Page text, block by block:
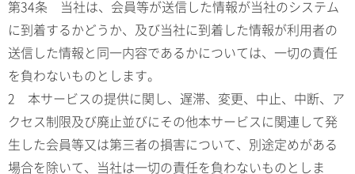
第34条 当社は、会員等が送信した情報が当社のシステム
に到着するかどうか、及び当社に到着した情報が利用者の
送信した情報と同一内容であるかについては、一切の責任
を負わないものとします。
2 本サービスの提供に関し、遅滞、変更、中止、中断、ア
クセス制限及び廃止並びにその他本サービスに関連して発
生した会員等又は第三者の損害について、別途定めがある
場合を除いて、当社は一切の責任を負わないものとしま